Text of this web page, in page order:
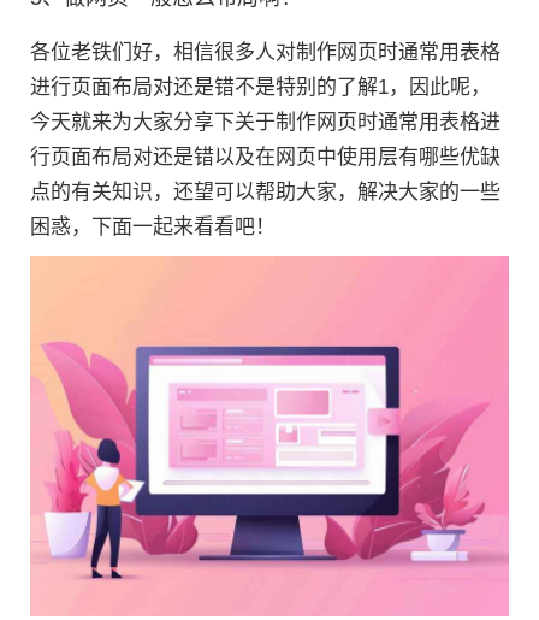
各位老铁们好，相信很多人对制作网页时通常用表格
进行页面布局对还是错不是特别的了解1，因此呢，
今天就来为大家分享下关于制作网页时通常用表格进
行页面布局对还是错以及在网页中使用层有哪些优缺
点的有关知识，还望可以帮助大家，解决大家的一些
困惑，下面一起来看看吧！